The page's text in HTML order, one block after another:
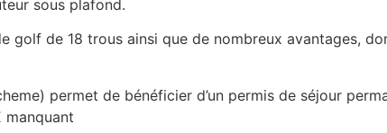
sous plafond.
de 18 trous ainsi que de nombreux avantages,
permet de bénéficier d’un permis de séjour
manquant